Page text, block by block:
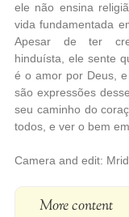
ele não ensina
vida fundamentada
Apesar de ter
hinduísta, ele sente
é o amor por Deus,
são expressões
seu caminho do
todos, e ver o bem
Camera and edit:
More content